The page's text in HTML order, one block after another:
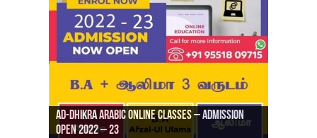
Ad-Dhikra Arabic Online Classes – Admission
Open 2022 – 23
Ad-Dhikra Arabic Online Classes – BA Arabic
AD DHIKRA ARABIC COLLEGE ADMISSION
ரியாத் ஜும்ஆ தமிழாக்கம், Jamia Al Hajiri
Masjid (Kuwait Masjid), Malaz, Riyadh